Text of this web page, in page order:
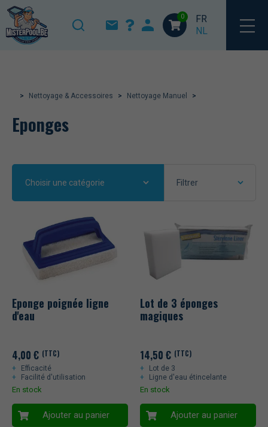
0
FR
NL
Accueil/
Manuel/ Eponges
> Nettoyage & Accessoires > Nettoyage Manuel >
Eponges
Choisir une catégorie Filtrer
Eponge poignée ligne
d'eau
4,00 € (TTC)
Efficacité
Facilité d'utilisation
En stock
Ajouter au panier
Lot de 3 éponges
magiques
14,50 € (TTC)
Lot de 3
Ligne d'eau étincelante
En stock
Ajouter au panier